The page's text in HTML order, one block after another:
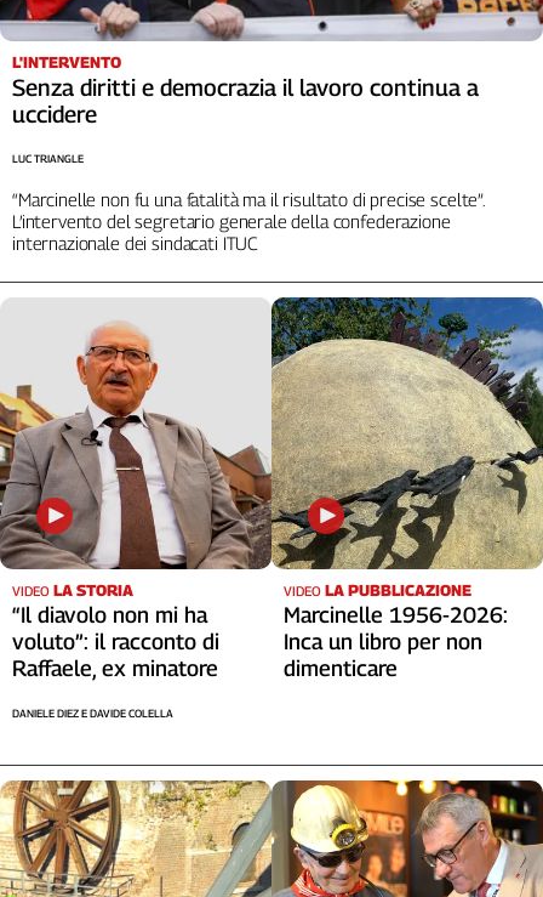
L'INTERVENTO
Senza diritti e democrazia il lavoro continua a
uccidere
“Marcinelle non fu una fatalità ma il risultato di precise scelte”.
L’intervento del segretario generale della confederazione
internazionale dei sindacati ITUC
LUC TRIANGLE
VIDEO LA STORIA
“Il diavolo non mi ha
voluto”: il racconto di
Raffaele, ex minatore
DANIELE DIEZ E DAVIDE COLELLA
VIDEO LA PUBBLICAZIONE
Marcinelle 1956-2026:
Inca un libro per non
dimenticare